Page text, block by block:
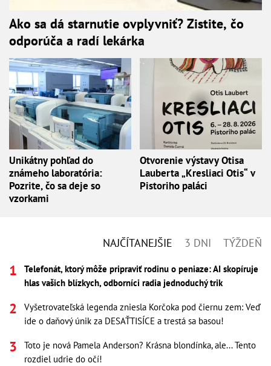
Ako sa dá starnutie ovplyvniť? Zistite, čo
odporúča a radí lekárka
Unikátny pohľad do
známeho laboratória:
Pozrite, čo sa deje so
vzorkami
Otvorenie výstavy Otisa
Lauberta „Kresliaci Otis“ v
Pistoriho paláci
NAJČÍTANEJŠIE 3 DNI TÝŽDEŇ
Telefonát, ktorý môže pripraviť rodinu o peniaze: AI skopíruje
hlas vašich blízkych, odborníci radia jednoduchý trik
Vyšetrovateľská legenda zniesla Korčoka pod čiernu zem: Veď
ide o daňový únik za DESAŤTISÍCE a trestá sa basou!
Toto je nová Pamela Anderson? Krásna blondínka, ale... Tento
rozdiel udrie do očí!